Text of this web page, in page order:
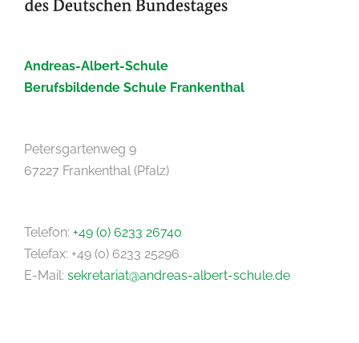
Andreas-Albert-Schule
Berufsbildende Schule Frankenthal
Petersgartenweg 9
67227 Frankenthal (Pfalz)
Telefon: +49 (0) 6233 26740
Telefax: +49 (0) 6233 25296
E-Mail: sekretariat@andreas-albert-schule.de